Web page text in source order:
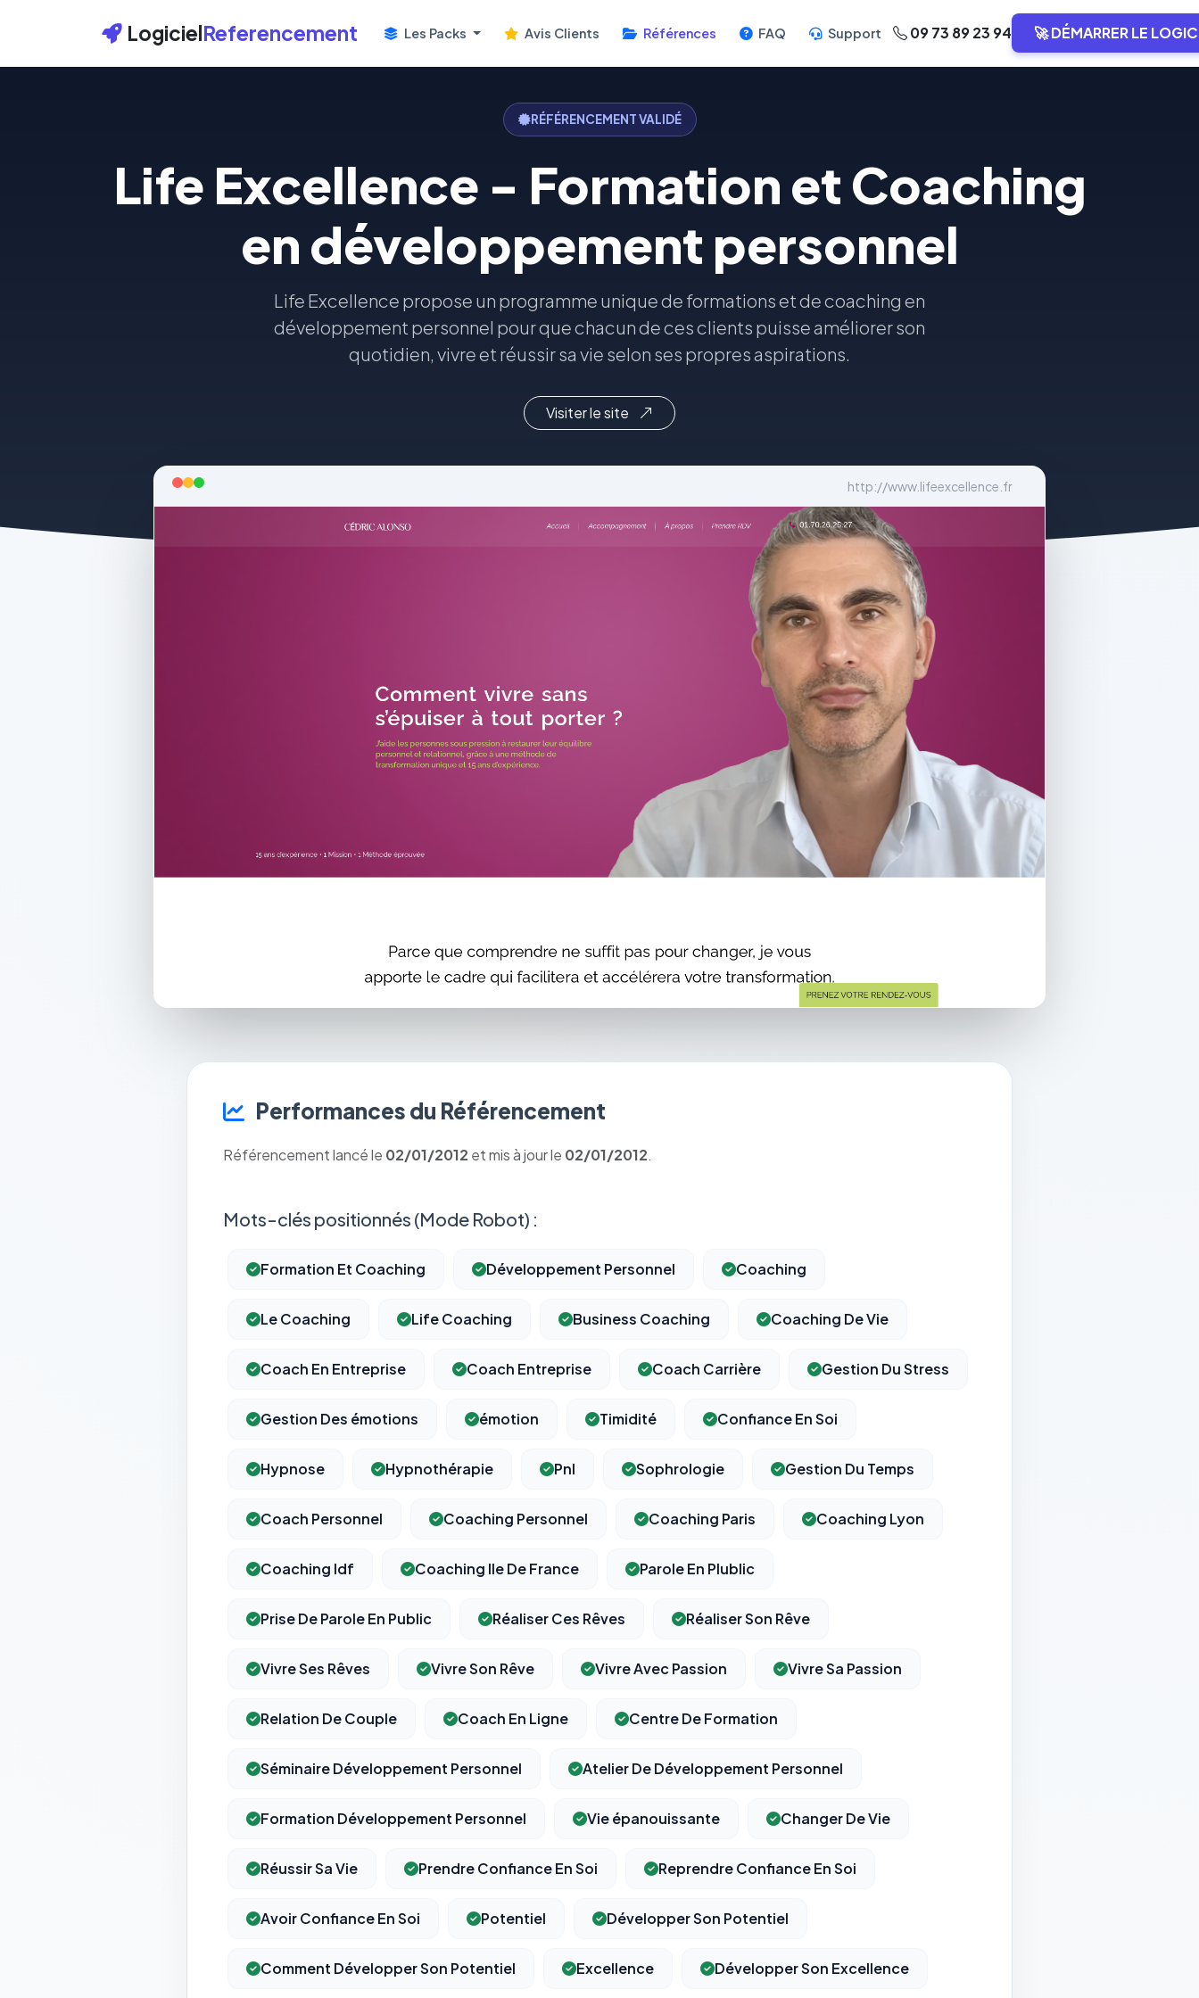
LogicielReferencement Les Packs Avis Clients Références FAQ Support 09 73 89 23 94 🚀 DÉMARRER LE
RÉFÉRENCEMENT VALIDÉ
Life Excellence - Formation et Coaching
en développement personnel
Life Excellence propose un programme unique de formations et de coaching en
développement personnel pour que chacun de ces clients puisse améliorer son
quotidien, vivre et réussir sa vie selon ses propres aspirations.
Visiter le site
http://www.lifeexcellence.fr
Performances du Référencement
Référencement lancé le 02/01/2012 et mis à jour le 02/01/2012.
Mots-clés positionnés (Mode Robot) :
Formation Et Coaching Développement Personnel Coaching
Le Coaching Life Coaching Business Coaching Coaching De Vie
Coach En Entreprise Coach Entreprise Coach Carrière Gestion Du Stress
Gestion Des émotions émotion Timidité Confiance En Soi
Hypnose Hypnothérapie Pnl Sophrologie Gestion Du Temps
Coach Personnel Coaching Personnel Coaching Paris Coaching Lyon
Coaching Idf Coaching Ile De France Parole En Plublic
Prise De Parole En Public Réaliser Ces Rêves Réaliser Son Rêve
Vivre Ses Rêves Vivre Son Rêve Vivre Avec Passion Vivre Sa Passion
Relation De Couple Coach En Ligne Centre De Formation
Séminaire Développement Personnel Atelier De Développement Personnel
Formation Développement Personnel Vie épanouissante Changer De Vie
Réussir Sa Vie Prendre Confiance En Soi Reprendre Confiance En Soi
Avoir Confiance En Soi Potentiel Développer Son Potentiel
Comment Développer Son Potentiel Excellence Développer Son Excellence
Nécessaires au fonctionnement du site : session, sécurité,
Cookies analytiques
anonymisées via Google Analytics.